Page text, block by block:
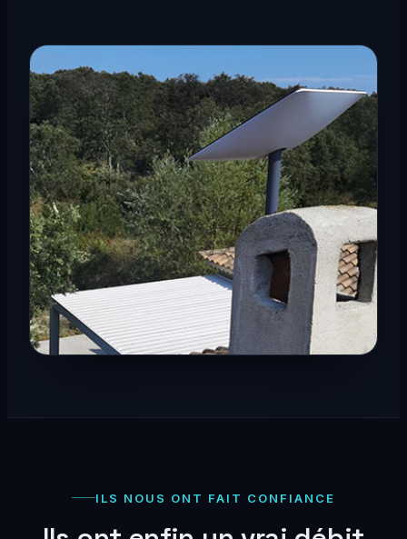
ILS NOUS ONT FAIT CONFIANCE